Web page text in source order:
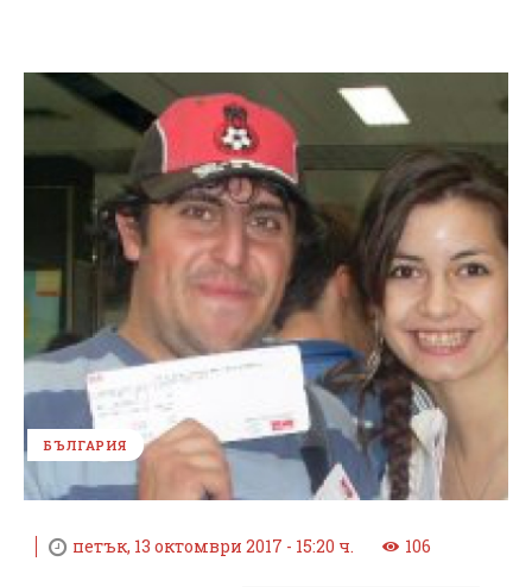
БЪЛГАРИЯ
петък, 13 октомври 2017 - 15:20 ч. 106